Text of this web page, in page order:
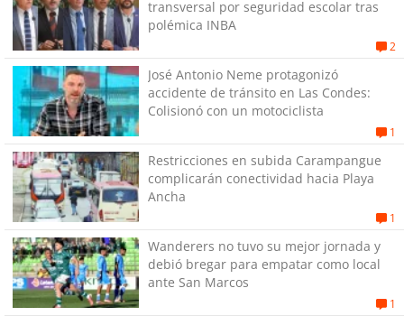
transversal por seguridad escolar tras
polémica INBA
2
José Antonio Neme protagonizó
accidente de tránsito en Las Condes:
Colisionó con un motociclista
1
Restricciones en subida Carampangue
complicarán conectividad hacia Playa
Ancha
1
Wanderers no tuvo su mejor jornada y
debió bregar para empatar como local
ante San Marcos
1